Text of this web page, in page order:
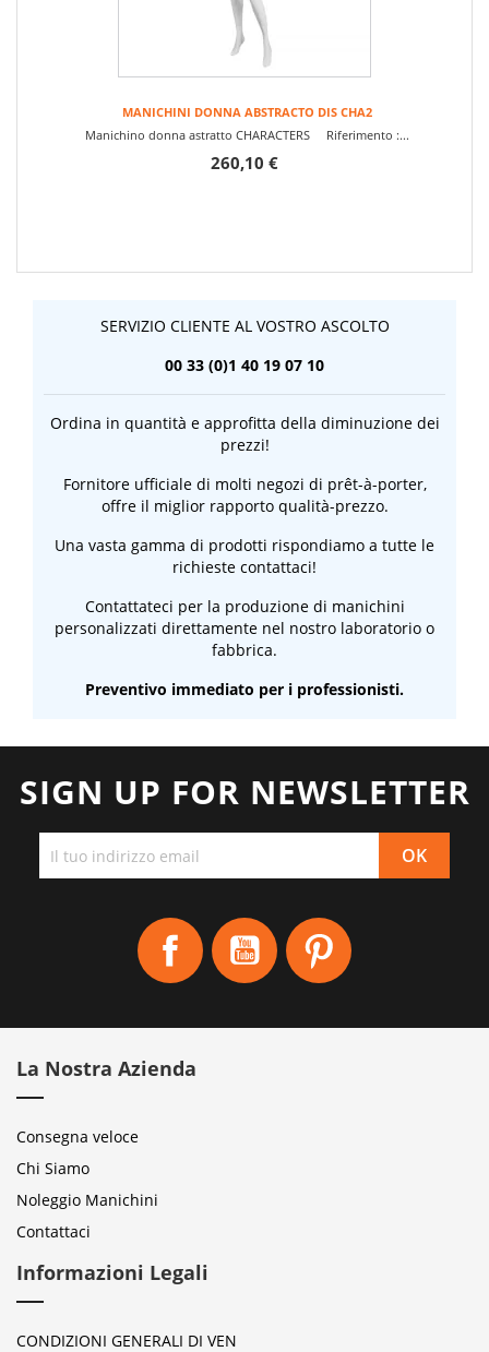
MANICHINI DONNA ABSTRACTO DIS CHA2
Manichino donna astratto CHARACTERS Riferimento :...
260,10 €
SERVIZIO CLIENTE AL VOSTRO ASCOLTO
00 33 (0)1 40 19 07 10
Ordina in quantità e approfitta della diminuzione dei
prezzi!
Fornitore ufficiale di molti negozi di prêt-à-porter,
offre il miglior rapporto qualità-prezzo.
Una vasta gamma di prodotti rispondiamo a tutte le
richieste contattaci!
Contattateci per la produzione di manichini
personalizzati direttamente nel nostro laboratorio o
fabbrica.
Preventivo immediato per i professionisti.
SIGN UP FOR NEWSLETTER
Facebook YouTube
La Nostra Azienda
Consegna veloce
Chi Siamo
Noleggio Manichini
Contattaci
Informazioni Legali
CONDIZIONI GENERALI DI VEN